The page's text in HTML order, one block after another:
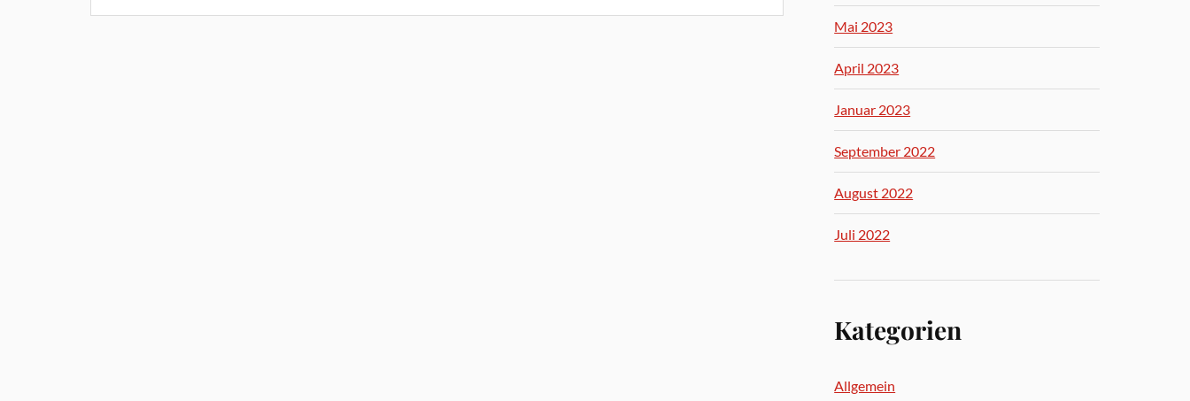
Mai 2023
April 2023
Januar 2023
September 2022
August 2022
Juli 2022
Kategorien
Allgemein